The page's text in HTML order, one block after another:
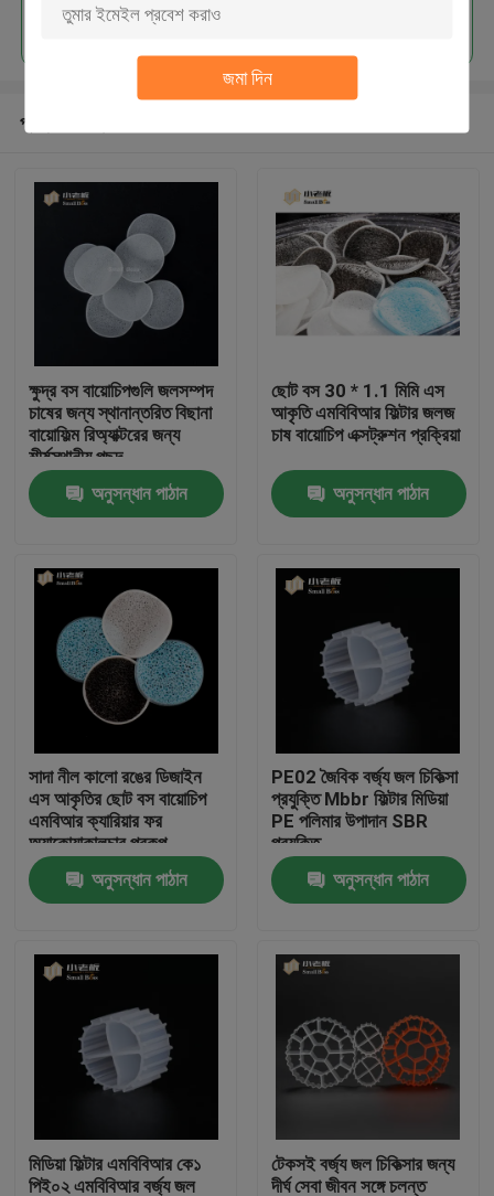
জমা দিন
পণ্য
আমাদের সম্পর্কে
কারখানা ভ্রমণ
মান নিয়ন্ত্রণ
আমাদের সাথে যোগাযোগ করুন
ব্লগ
উদ্ধৃতির জন্য আবেদন
এমবিবিআর বায়ো মিডিয়া
চালিয়ে
প্রস্তাবিত পণ্য
ক্ষুদ্র বস বায়োচিপগুলি জলসম্পদ
চাষের জন্য স্থানান্তরিত বিছানা
বায়োফিল্ম রিঅ্যাক্টরের জন্য
শীর্ষস্থানীয় পছন্দ
অনুসন্ধান পাঠান
ছোট বস 30 * 1.1 মিমি এস
আকৃতি এমবিবিআর ফিল্টার জলজ
চাষ বায়োচিপ এক্সট্রুশন প্রক্রিয়া
অনুসন্ধান পাঠান
সাদা নীল কালো রঙের ডিজাইন
এস আকৃতির ছোট বস বায়োচিপ
এমবিআর ক্যারিয়ার ফর
অ্যাকোয়াকালচার প্রকল্প
অনুসন্ধান পাঠান
PE02 জৈবিক বর্জ্য জল চিকিত্সা
প্রযুক্তি Mbbr ফিল্টার মিডিয়া
PE পলিমার উপাদান SBR
প্রযুক্তি
অনুসন্ধান পাঠান
মিডিয়া ফিল্টার এমবিবিআর কে১
পিই০২ এমবিবিআর বর্জ্য জল
টেকসই বর্জ্য জল চিকিত্সার জন্য
দীর্ঘ সেবা জীবন সঙ্গে চলন্ত